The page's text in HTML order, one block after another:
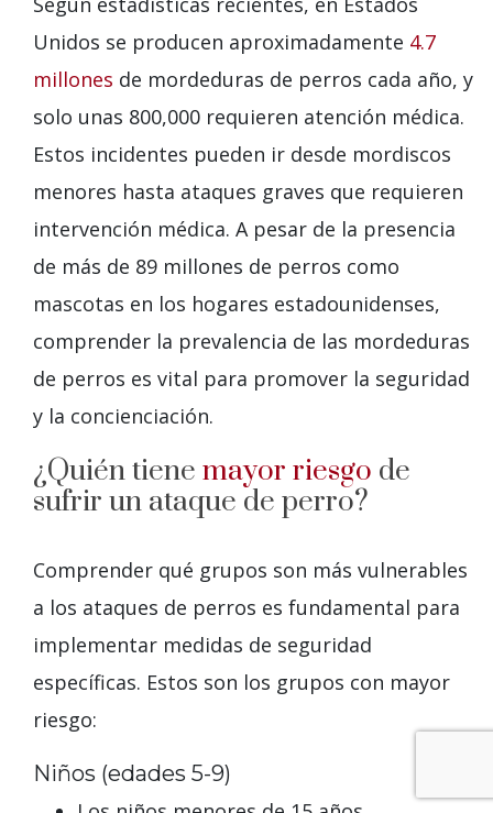
Unidos se producen aproximadamente 4.7
millones de mordeduras de perros cada año, y
solo unas 800,000 requieren atención médica.
Estos incidentes pueden ir desde mordiscos
menores hasta ataques graves que requieren
intervención médica. A pesar de la presencia
de más de 89 millones de perros como
mascotas en los hogares estadounidenses,
comprender la prevalencia de las mordeduras
de perros es vital para promover la seguridad
y la concienciación.
¿Quién tiene mayor riesgo de
sufrir un ataque de perro?
Comprender qué grupos son más vulnerables
a los ataques de perros es fundamental para
implementar medidas de seguridad
específicas. Estos son los grupos con mayor
riesgo:
Niños (edades 5-9)